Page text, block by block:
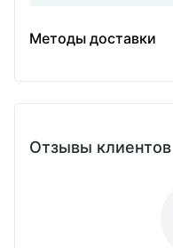
Методы доставки
Отзывы клиентов